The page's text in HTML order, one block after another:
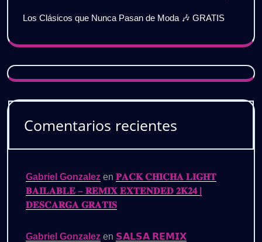
Los Clásicos que Nunca Pasan de Moda 🎶 GRATIS
Comentarios recientes
Gabriel Gonzalez en 𝐏𝐀𝐂𝐊 𝐂𝐇𝐈𝐂𝐇𝐀 𝐋𝐈𝐆𝐇𝐓
𝐁𝐀𝐈𝐋𝐀𝐁𝐋𝐄 – 𝐑𝐄𝐌𝐈𝐗 𝐄𝐗𝐓𝐄𝐍𝐃𝐄𝐃 𝟐𝐊𝟐𝟒 |
𝐃𝐄𝐒𝐂𝐀𝐑𝐆𝐀 𝐆𝐑𝐀𝐓𝐈𝐒
Gabriel Gonzalez en 𝗦𝗔𝗟𝗦𝗔 𝗥𝗘𝗠𝗜𝗫